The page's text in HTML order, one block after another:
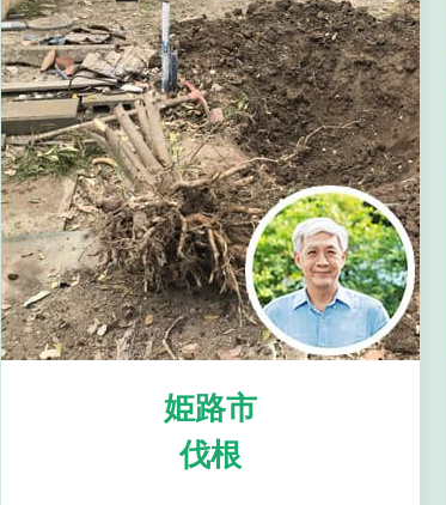
姫路市
伐根